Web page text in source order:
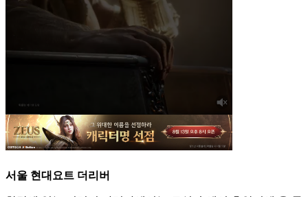
서울 현대요트 더리버